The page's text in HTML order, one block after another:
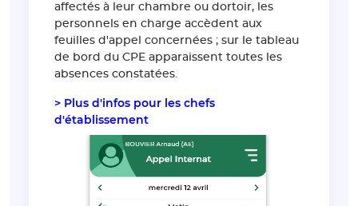
affectés à leur chambre ou dortoir, les
personnels en charge accèdent aux
feuilles d'appel concernées ; sur le tableau
de bord du CPE apparaissent toutes les
absences constatées.
> Plus d'infos pour les chefs
d'établissement